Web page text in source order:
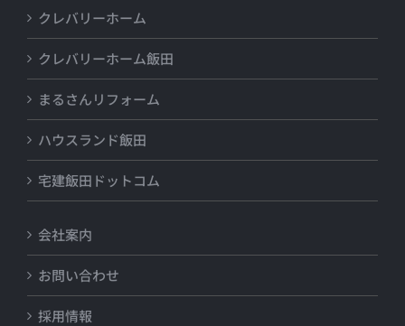
クレバリーホーム
クレバリーホーム飯田
まるさんリフォーム
ハウスランド飯田
宅建飯田ドットコム
会社案内
お問い合わせ
採用情報